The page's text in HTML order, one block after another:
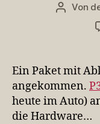
Von
Ein Paket mit
angekommen.
heute im Auto)
die Hardware…